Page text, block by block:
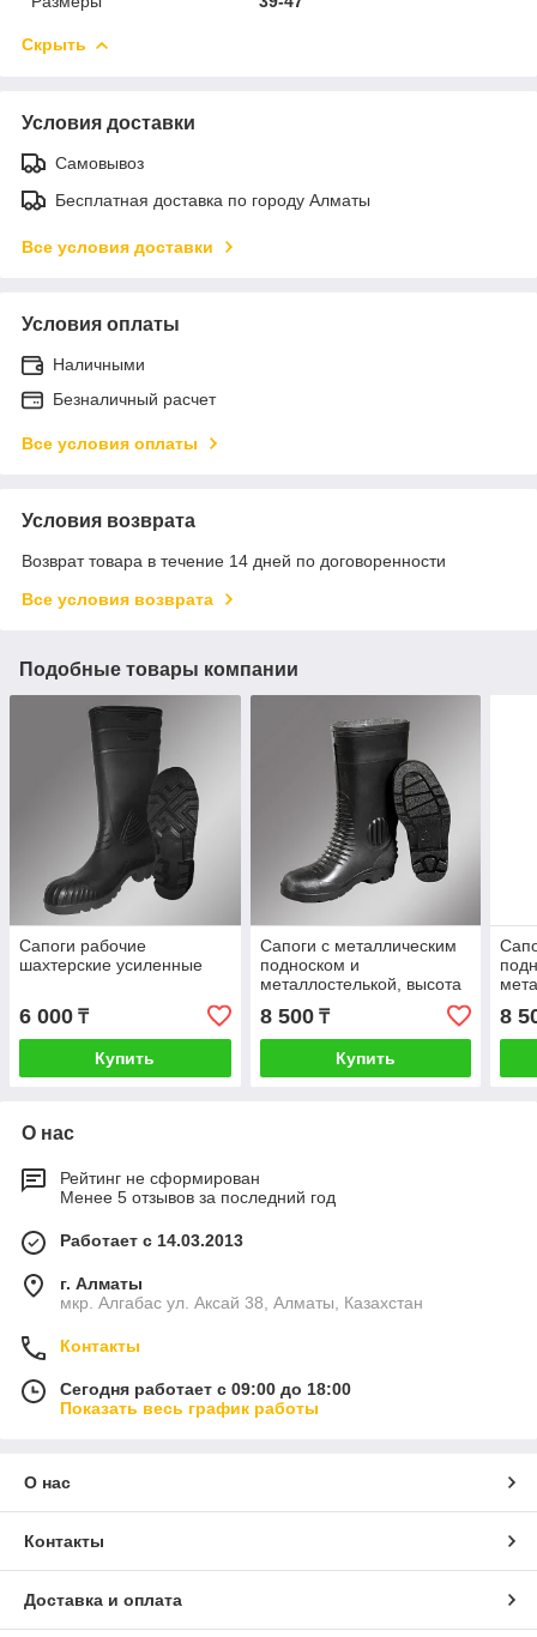
Скрыть
Условия доставки
Самовывоз
Бесплатная доставка по городу Алматы
Все условия доставки
Условия оплаты
Наличными
Безналичный расчет
Все условия оплаты
Условия возврата
Возврат товара в течение 14 дней по договоренности
Все условия возврата
Подобные товары компании
Сапоги рабочие
шахтерские усиленные
6 000 ₸
Купить
Сапоги с металлическим
подноском и
металлостелькой, высота
8 500₸
Купить
8
О нас
Рейтинг не сформирован
Менее 5 отзывов за последний год
Работает с 14.03.2013
г. Алматы
мкр. Алгабас ул. Аксай 38, Алматы, Казахстан
Контакты
Сегодня работает с 09:00 до 18:00
Показать весь график работы
О нас
Контакты
Доставка и оплата